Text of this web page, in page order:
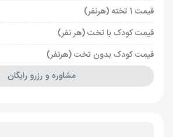
قیمت 1 تخته (هرنفر)
قیمت کودک با تخت (هر نفر)
قیمت کودک بدون تخت (هرنفر)
مشاوره و رزرو رایگان